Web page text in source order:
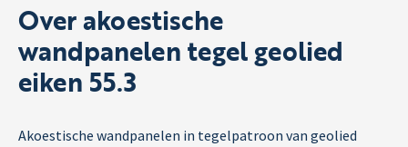
Over akoestische
wandpanelen tegel geolied
eiken 55.3
Akoestische wandpanelen in tegelpatroon van geolied